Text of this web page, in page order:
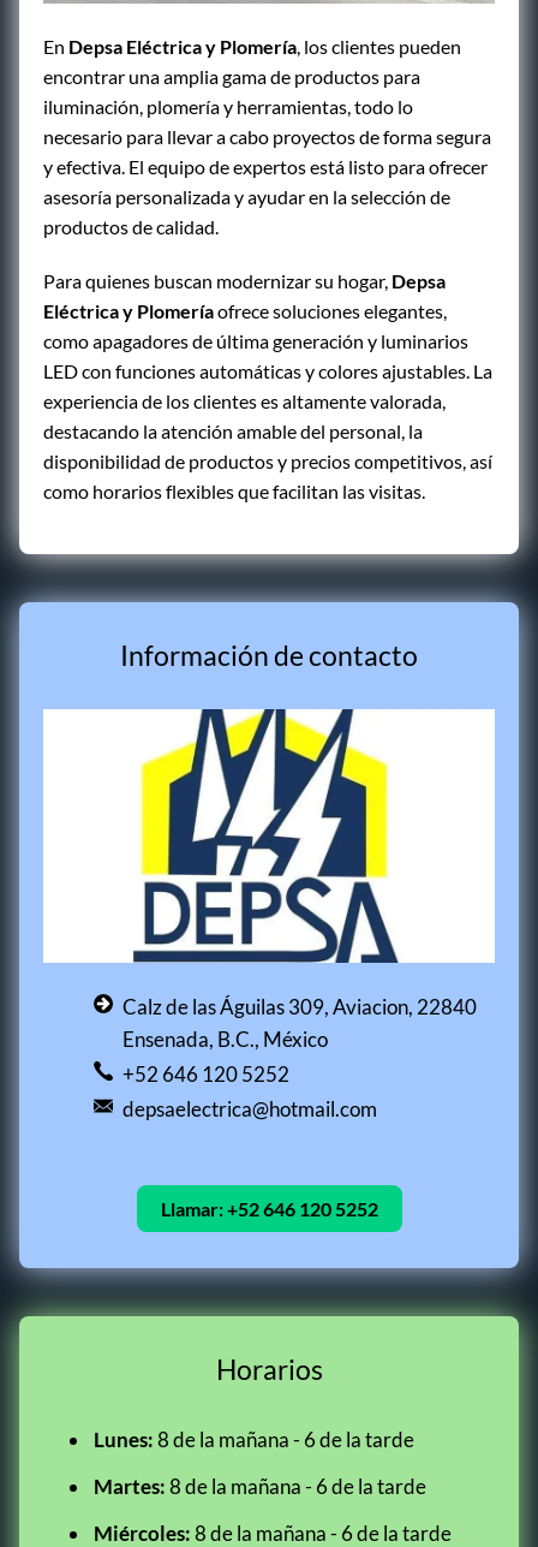
En Depsa Eléctrica y Plomería , los clientes pueden
encontrar una amplia gama de productos para
iluminación, plomería y herramientas, todo lo
necesario para llevar a cabo proyectos de forma segura
y efectiva. El equipo de expertos está listo para ofrecer
asesoría personalizada y ayudar en la selección de
productos de calidad.
Para quienes buscan modernizar su hogar, Depsa
Eléctrica y Plomeríaofrece soluciones elegantes,
como apagadores de última generación y luminarios
LED con funciones automáticas y colores ajustables. La
experiencia de los clientes es altamente valorada,
destacando la atención amable del personal, la
disponibilidad de productos y precios competitivos, así
como horarios flexibles que facilitan las visitas.
Información de contacto
Calz de las Águilas 309, Aviacion, 22840
Ensenada, B.C., México
+52 646 120 5252
depsaelectrica@hotmail.com
Llamar:+52 646 120 5252
Horarios
Lunes:8 de la mañana - 6 de la tarde
Martes:8 de la mañana - 6 de la tarde
Miércoles:8 de la mañana - 6 de la tarde